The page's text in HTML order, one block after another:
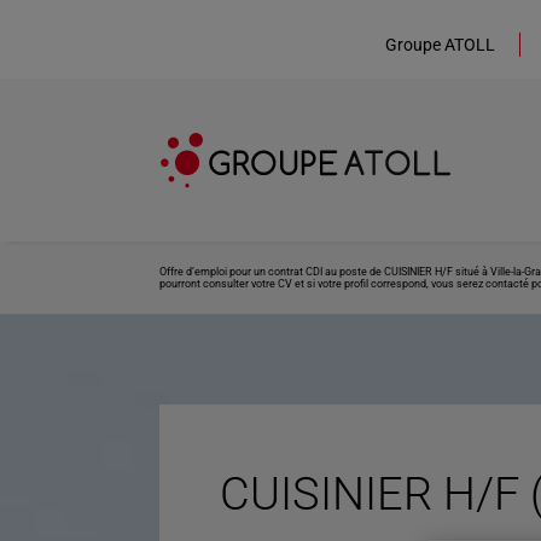
Groupe ATOLL
Offre d’emploi pour un contrat CDI au poste de CUISINIER H/F situé à Ville-
pourront consulter votre CV et si votre profil correspond, vous serez contacté
CUISINIER H/F